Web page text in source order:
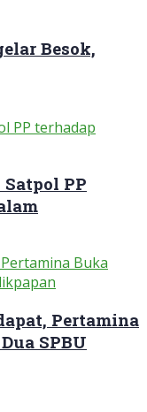
Besok,
PP
Pertamina
SPBU